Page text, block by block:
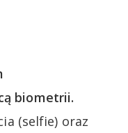
biometrii.
(selfie) oraz